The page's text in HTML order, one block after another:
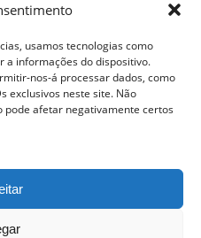
usamos tecnologias como
a informações do dispositivo.
nos-á processar dados, como
exclusivos neste site. Não
afetar negativamente certos
poder é teu
o alerta tome conta da
os direitos reservados